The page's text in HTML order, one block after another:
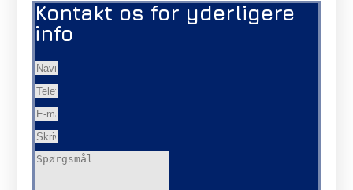
Kontakt os for yderligere
info